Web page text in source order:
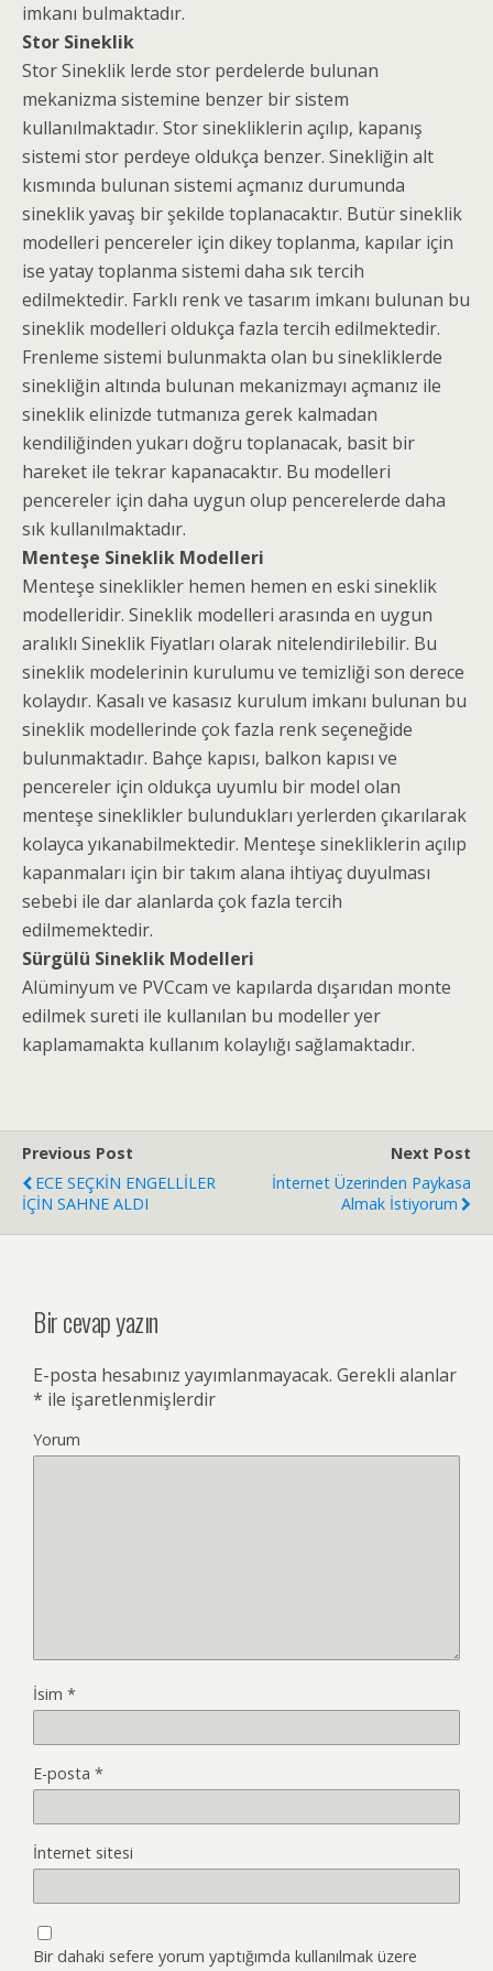
imkanı bulmaktadır.
Stor Sineklik
Stor Sineklik lerde stor perdelerde bulunan
mekanizma sistemine benzer bir sistem
kullanılmaktadır. Stor sinekliklerin açılıp, kapanış
sistemi stor perdeye oldukça benzer. Sinekliğin alt
kısmında bulunan sistemi açmanız durumunda
sineklik yavaş bir şekilde toplanacaktır. Butür sineklik
modelleri pencereler için dikey toplanma, kapılar için
ise yatay toplanma sistemi daha sık tercih
edilmektedir. Farklı renk ve tasarım imkanı bulunan bu
sineklik modelleri oldukça fazla tercih edilmektedir.
Frenleme sistemi bulunmakta olan bu sinekliklerde
sinekliğin altında bulunan mekanizmayı açmanız ile
sineklik elinizde tutmanıza gerek kalmadan
kendiliğinden yukarı doğru toplanacak, basit bir
hareket ile tekrar kapanacaktır. Bu modelleri
pencereler için daha uygun olup pencerelerde daha
sık kullanılmaktadır.
Menteşe Sineklik Modelleri
Menteşe sineklikler hemen hemen en eski sineklik
modelleridir. Sineklik modelleri arasında en uygun
aralıklı Sineklik Fiyatları olarak nitelendirilebilir. Bu
sineklik modelerinin kurulumu ve temizliği son derece
kolaydır. Kasalı ve kasasız kurulum imkanı bulunan bu
sineklik modellerinde çok fazla renk seçeneğide
bulunmaktadır. Bahçe kapısı, balkon kapısı ve
pencereler için oldukça uyumlu bir model olan
menteşe sineklikler bulundukları yerlerden çıkarılarak
kolayca yıkanabilmektedir. Menteşe sinekliklerin açılıp
kapanmaları için bir takım alana ihtiyaç duyulması
sebebi ile dar alanlarda çok fazla tercih
edilmemektedir.
Sürgülü Sineklik Modelleri
Alüminyum ve PVCcam ve kapılarda dışarıdan monte
edilmek sureti ile kullanılan bu modeller yer
kaplamamakta kullanım kolaylığı sağlamaktadır.
Previous Post
ECE SEÇKİN ENGELLİLER
İÇİN SAHNE ALDI
Next Post
İnternet Üzerinden Paykasa
Almak İstiyorum
Bir cevap yazın
E-posta hesabınız yayımlanmayacak. Gerekli alanlar
* ile işaretlenmişlerdir
Yorum
İsim *
E-posta *
İnternet sitesi
Bir dahaki sefere yorum yaptığımda kullanılmak üzere